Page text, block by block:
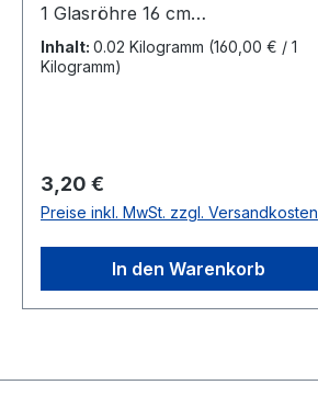
1 Glasröhre 16 cm
hoch, Durchmesser 2 cmComino
Grano - Kreuzkümmelkörner 20
Inhalt: 0.02 Kilogramm (160,00 € / 1
Kilogramm)
Regulärer Preis:
3,20 €
Preise inkl. MwSt. zzgl. Versandkosten
In den Warenkorb